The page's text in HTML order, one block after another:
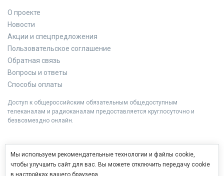
О проекте
Новости
Акции и спецпредложения
Пользовательское соглашение
Обратная связь
Вопросы и ответы
Способы оплаты
Доступ к общероссийским обязательным общедоступным
телеканалам и радиоканалам предоставляется круглосуточно и
безвозмездно онлайн.
Мы используем рекомендательные технологии и файлы cookie,
чтобы улучшить сайт для вас. Вы можете отключить передачу cookie
в настройках вашего браузера